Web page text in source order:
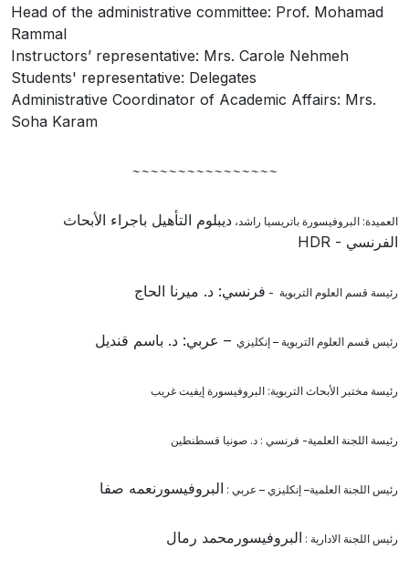
Head of the administrative committee: Prof. Mohamad
Rammal
Instructors’ representative: Mrs. Carole Nehmeh
Students' representative: Delegates
Administrative Coordinator of Academic Affairs: Mrs.
Soha Karam
~~~~~~~~~~~~~~~~
العميدة: البروفيسورة باتريسيا راشد، ديبلوم التأهيل باجراء الأبحاث
الفرنسي - HDR
رئيسة قسم العلوم التربوية - فرنسي: د. ميرنا الحاج
رئيس قسم العلوم التربوية – إنكليزي – عربي: د. باسم قنديل
رئيسة مختبر الأبحاث التربوية: البروفيسورة إيفيت غريب
رئيسة اللجنة العلمية- فرنسي : د. صونيا قسطنطين
رئيس اللجنة العلمية– إنكليزي – عربي : البروفيسورنعمه صفا
رئيس اللجنة الادارية : البروفيسورمحمد رمال